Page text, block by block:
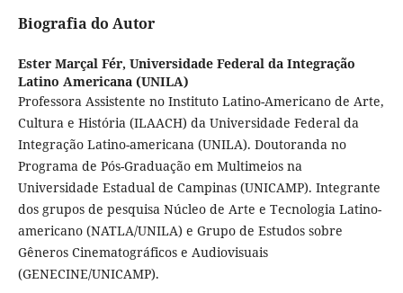
Biografia do Autor
Ester Marçal Fér, Universidade Federal da Integração
Latino Americana (UNILA)
Professora Assistente no Instituto Latino-Americano de Arte,
Cultura e História (ILAACH) da Universidade Federal da
Integração Latino-americana (UNILA). Doutoranda no
Programa de Pós-Graduação em Multimeios na
Universidade Estadual de Campinas (UNICAMP). Integrante
dos grupos de pesquisa Núcleo de Arte e Tecnologia Latino-
americano (NATLA/UNILA) e Grupo de Estudos sobre
Gêneros Cinematográficos e Audiovisuais
(GENECINE/UNICAMP).